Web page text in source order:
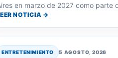
en marzo de 2027 como parte
NOTICIA →
ENTRETENIMIENTO 5 AGOSTO, 2026